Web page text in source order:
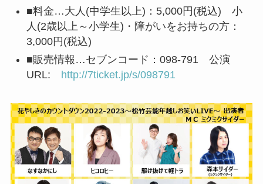
■料金…大人(中学生以上)：5,000円(税込) 小
人(2歳以上～小学生)・障がいをお持ちの方：
3,000円(税込)
■販売情報…セブンコード：098-791 公演
URL: http://7ticket.jp/s/098791